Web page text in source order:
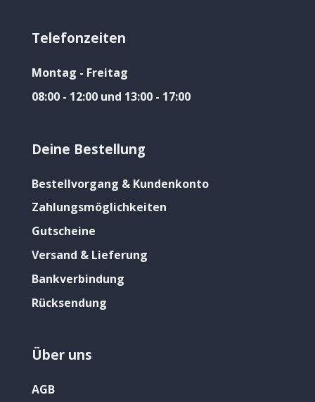
Telefonzeiten
Montag - Freitag
08:00 - 12:00 und 13:00 - 17:00
Deine Bestellung
Bestellvorgang & Kundenkonto
Zahlungsmöglichkeiten
Gutscheine
Versand & Lieferung
Bankverbindung
Rücksendung
Über uns
AGB